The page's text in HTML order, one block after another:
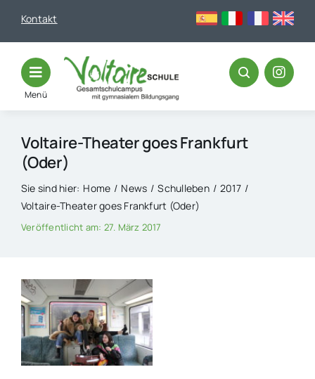
Kontakt
Menü
Voltaire-Theater goes Frankfurt
(Oder)
Sie sind hier: Home News Schulleben
2017
Voltaire-Theater goes Frankfurt (Oder)
Veröffentlicht am: 27. März 2017